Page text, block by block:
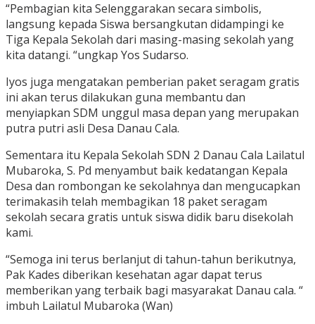
“Pembagian kita Selenggarakan secara simbolis,
langsung kepada Siswa bersangkutan didampingi ke
Tiga Kepala Sekolah dari masing-masing sekolah yang
kita datangi. “ungkap Yos Sudarso.
Iyos juga mengatakan pemberian paket seragam gratis
ini akan terus dilakukan guna membantu dan
menyiapkan SDM unggul masa depan yang merupakan
putra putri asli Desa Danau Cala.
Sementara itu Kepala Sekolah SDN 2 Danau Cala Lailatul
Mubaroka, S. Pd menyambut baik kedatangan Kepala
Desa dan rombongan ke sekolahnya dan mengucapkan
terimakasih telah membagikan 18 paket seragam
sekolah secara gratis untuk siswa didik baru disekolah
kami.
“Semoga ini terus berlanjut di tahun-tahun berikutnya,
Pak Kades diberikan kesehatan agar dapat terus
memberikan yang terbaik bagi masyarakat Danau cala. “
imbuh Lailatul Mubaroka (Wan)